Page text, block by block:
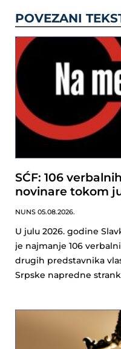
POVEZANI
SĆF: 106
novinare tokom
NUNS 05.08.2026.
U julu 2026. godine
je najmanje 106
drugih predstavnika
Srpske napredne